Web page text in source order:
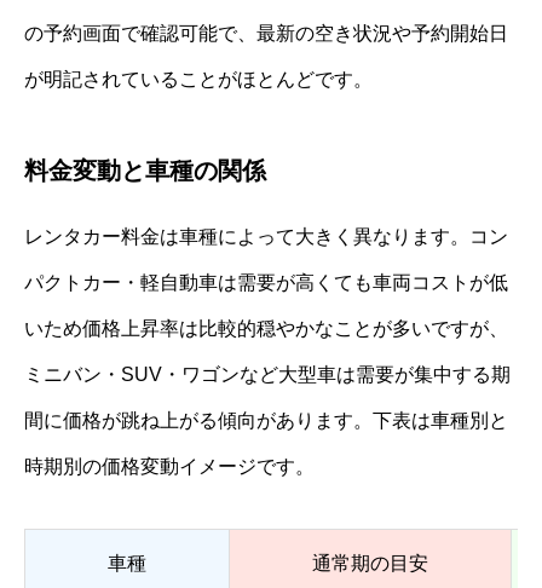
の予約画面で確認可能で、最新の空き状況や予約開始日
が明記されていることがほとんどです。
料金変動と車種の関係
レンタカー料金は車種によって大きく異なります。コン
パクトカー・軽自動車は需要が高くても車両コストが低
いため価格上昇率は比較的穏やかなことが多いですが、
ミニバン・SUV・ワゴンなど大型車は需要が集中する期
間に価格が跳ね上がる傾向があります。下表は車種別と
時期別の価格変動イメージです。
車種 通常期の目安